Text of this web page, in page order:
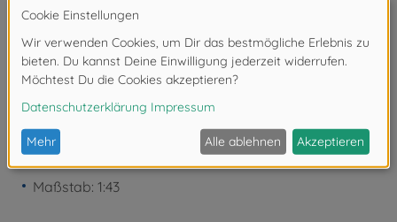
Achtung!
Jahren. Erstickungsgefahr durch Kleinteile.
Produktdetails
Maßstab: 1:43